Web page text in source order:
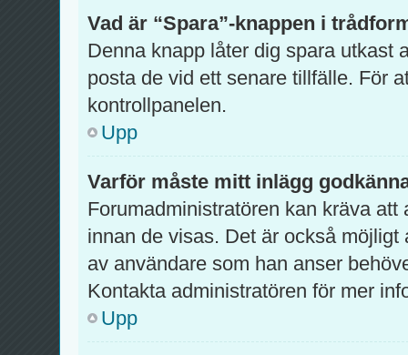
Vad är “Spara”-knappen i
Denna knapp låter dig spara utkast
posta de vid ett senare tillfälle. För
kontrollpanelen.
Upp
Varför måste mitt inlägg
Forumadministratören kan kräva
innan de visas. Det är också
av användare som han anser
Kontakta administratören för mer
Upp